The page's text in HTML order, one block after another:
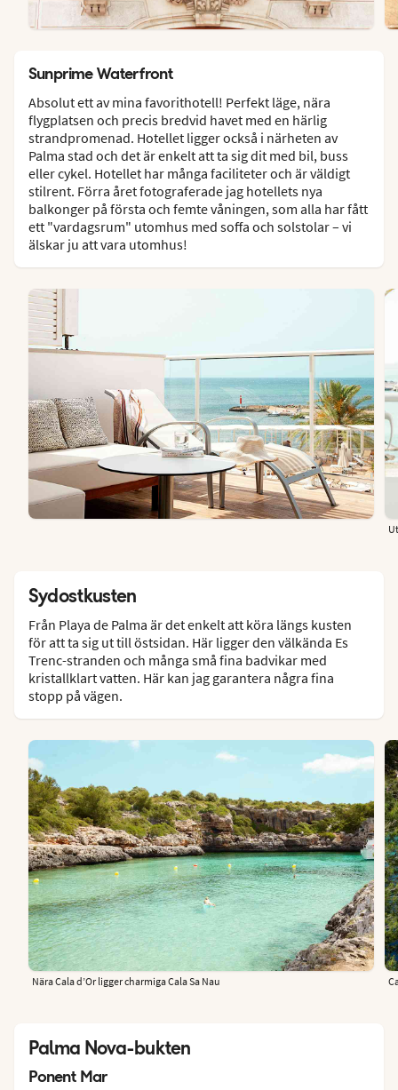
Sunprime Waterfront
Absolut ett av mina favorithotell! Perfekt läge, nära
flygplatsen och precis bredvid havet med en härlig
strandpromenad. Hotellet ligger också i närheten av
Palma stad och det är enkelt att ta sig dit med bil, buss
eller cykel. Hotellet har många faciliteter och är väldigt
stilrent. Förra året fotograferade jag hotellets nya
balkonger på första och femte våningen, som alla har fått
ett "vardagsrum" utomhus med soffa och solstolar – vi
älskar ju att vara utomhus!
Sydostkusten
Från Playa de Palma är det enkelt att köra längs kusten
för att ta sig ut till östsidan. Här ligger den välkända Es
Trenc-stranden och många små fina badvikar med
kristallklart vatten. Här kan jag garantera några fina
stopp på vägen.
Nära Cala d’Or ligger charmiga Cala Sa Nau
Palma Nova-bukten
Ponent Mar